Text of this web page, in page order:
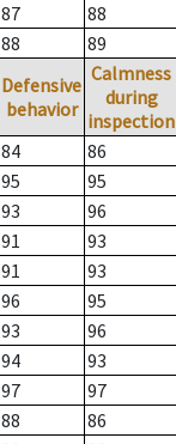
87 88
88 89
Defensive
behavior
Calmness
during
inspection
84 86
95 95
93 96
91 93
91 93
96 95
93 96
94 93
97 97
88 86